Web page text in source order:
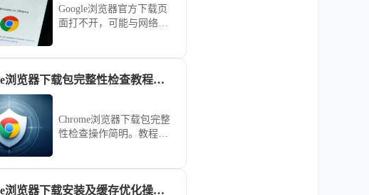
Google浏览器官方下载页
面打不开，可能与网络限
快速恢复页面访问，顺利
Chrome浏览器下载包完整性检查教程分享
Chrome浏览器下载包完整
性检查操作简明。教程指
优化明显。
Chrome浏览器下载安装及缓存优化操作教程